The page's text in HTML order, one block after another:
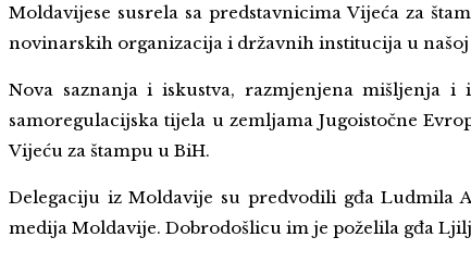
Moldavijese susrela sa predstavnicima Vijeća za
novinarskih organizacija i državnih institucija u
Nova saznanja i iskustva, razmjenjena mišljenja
samoregulacijska tijela u zemljama Jugoistočne
Vijeću za štampu u BiH.
Delegaciju iz Moldavije su predvodili gđa Ludmila
medija Moldavije. Dobrodošlicu im je poželila gđa